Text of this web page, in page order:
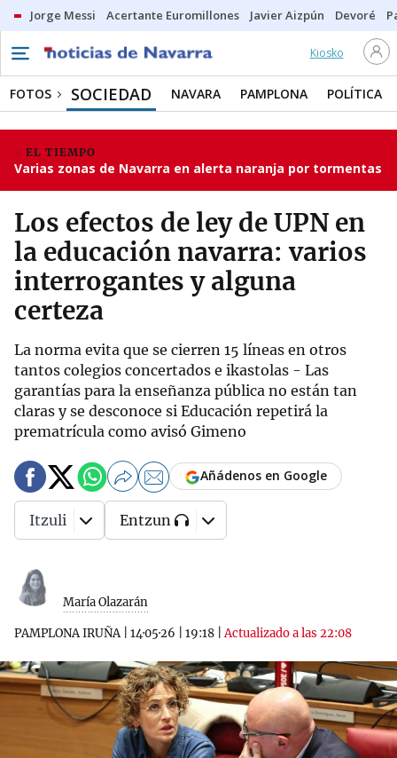
Jorge Messi Acertante Euromillones Javier Aizpún Devoré
Kiosko
FOTOS SOCIEDAD NAVARA PAMPLONA POLÍTICA
EL TIEMPO
Varias zonas de Navarra en alerta naranja por tormentas
Los efectos de ley de UPN en
la educación navarra: varios
interrogantes y alguna
certeza
La norma evita que se cierren 15 líneas en otros
tantos colegios concertados e ikastolas - Las
garantías para la enseñanza pública no están tan
claras y se desconoce si Educación repetirá la
prematrícula como avisó Gimeno
María Olazarán
PAMPLONA IRUÑA| 14·05·26 19:18 |Actualizado a las 22:08
Añádenos en Google
Itzuli Entzun